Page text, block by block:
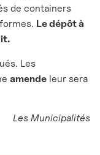
de containers
Le dépôt à
Les
amende leur sera
Les Municipalités